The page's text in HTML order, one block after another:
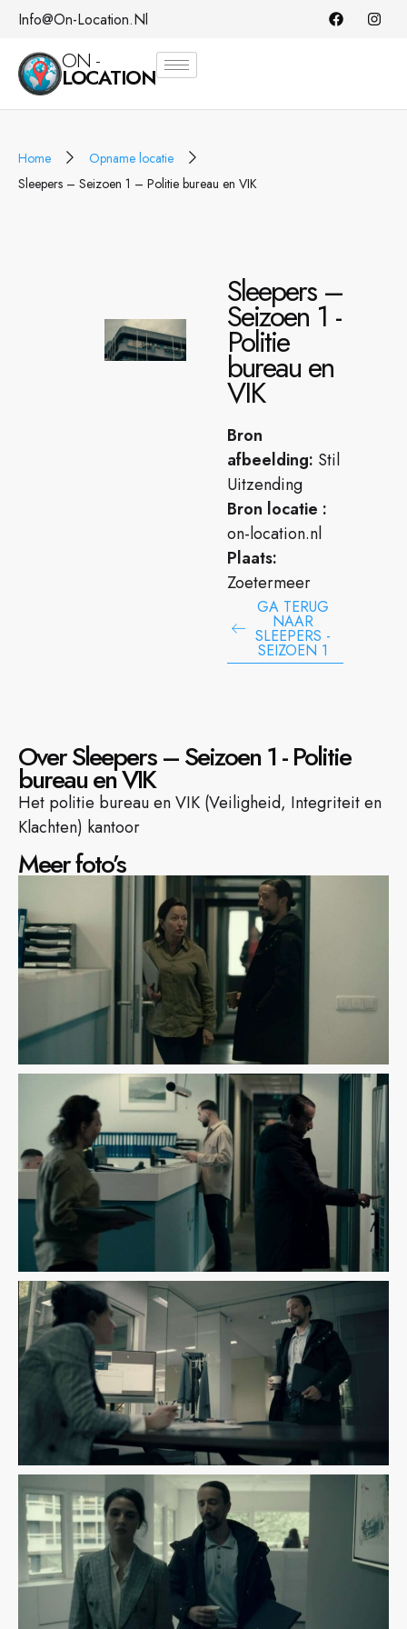
Info@on-Location.nl
ON -
LOCATION
Home
Opname locatie
Sleepers – Seizoen 1 – Politie bureau en VIK
Sleepers –
Seizoen 1 -
Politie
bureau en
VIK
Bron
afbeelding: Stil
Uitzending
Bron locatie :
on-location.nl
Plaats:
Zoetermeer
GA TERUG
NAAR
SLEEPERS -
SEIZOEN 1
Over Sleepers – Seizoen 1 - Politie
bureau en VIK
Het politie bureau en VIK (Veiligheid, Integriteit en
Klachten) kantoor
Meer foto’s